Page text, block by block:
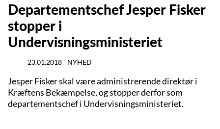
Departementschef Jesper Fisker
stopper i
Undervisningsministeriet
23.01.2018 NYHED
Jesper Fisker skal være administrerende direktør i
Kræftens Bekæmpelse, og stopper derfor som
departementschef i Undervisningsministeriet.